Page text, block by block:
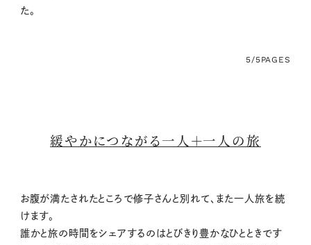
た。
5/5PAGES
緩やかにつながる一人＋一人の旅
お腹が満たされたところで修子さんと別れて、また一人旅を続
けます。
誰かと旅の時間をシェアするのはとびきり豊かなひとときです